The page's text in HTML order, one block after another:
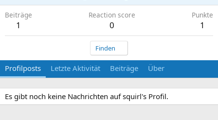
Beiträge
1
Reaction score
0
Punkte
1
Finden
Profilposts Letzte Aktivität Beiträge Über
Es gibt noch keine Nachrichten auf squirl's Profil.